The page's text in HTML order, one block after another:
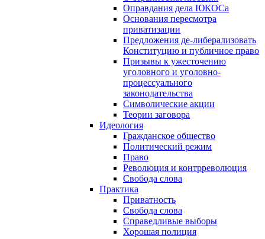
Оправдания дела ЮКОСа
Основания пересмотра
приватизации
Предложения де-либерализовать
Конституцию и публичное право
Призывы к ужесточению
уголовного и уголовно-
процессуального
законодательства
Символические акции
Теории заговора
Идеология
Гражданское общество
Политический режим
Право
Революция и контрреволюция
Свобода слова
Практика
Приватность
Свобода слова
Справедливые выборы
Хорошая полиция